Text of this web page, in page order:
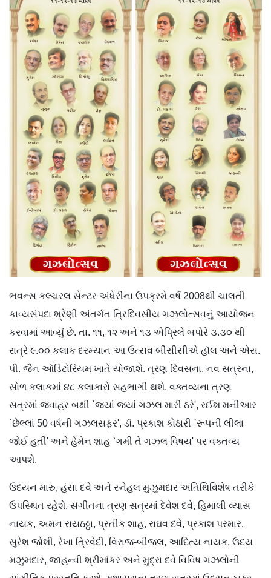
ભવન્સ કલ્ચરલ સેન્ટર અંધેરીના ઉપક્રમે વર્ષ 2008થી ચાલતી
કાવ્યસંપદા શ્રેણી અંતર્ગત ત્રિદિવસીય ગઝલોત્સવનું આયોજન
કરવામાં આવ્યું છે. તા. ૧૧, ૧૨ અને ૧૩ એપ્રિલે બપોરે ૩.૩૦ થી
રાત્રે ૯.૦૦ કલાક દરમ્યાન આ ઉત્સવ બીસીસીએ હૉલ અને એસ.
પી. જૈન ઑડિટોરિયમ ખાતે યોજાશે. ત્રણ દિવસના, નવ સત્રના,
સોળ કલાકમાં ૪૮ કલાકારો સહભાગી થશે. વક્તવ્યના ત્રણ
સત્રમાં જવાહર બક્ષી `જ્યાં જ્યાં ગઝલ મારી ઠરે', રઈશ મનીઆર
`છેલ્લાં 50 વર્ષની ગઝલસફર', ડૉ. પ્રકાશ કોઠારી `રૂપની લીલા
જોઈ હતી' અને હેમેન શાહ `ગમી તે ગઝલ વિષય' પર વક્તવ્ય
આપશે.
ઉદયન મારુ, હંસા દવે અને સ્નેહલ મુઝુમદાર અતિથિવિશેષ તરીકે
ઉપસ્થિત રહેશે. સંગીતના ત્રણ સત્રમાં દેવેશ દવે, હિમાલી વ્યાસ
નાયક, અમન રાયઠઠ્ઠા, પ્રતીક શાહ, રાઘવ દવે, પ્રકાશ પરમાર,
સુરેશ જોશી, રેખા ત્રિવેદી, વિરાજ-બીજલ, આદિત્ય નાયક, ઉદય
મઝુમદાર, જાહન્વી શ્રીમાંકર અને મુદ્રા દવે વિવિષ ગઝલોની